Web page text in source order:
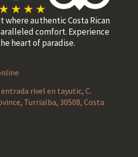
authentic Costa Rican
comfort. Experience
heart of paradise.
rivel en tayutic, C.
Turrialba, 30508, Costa